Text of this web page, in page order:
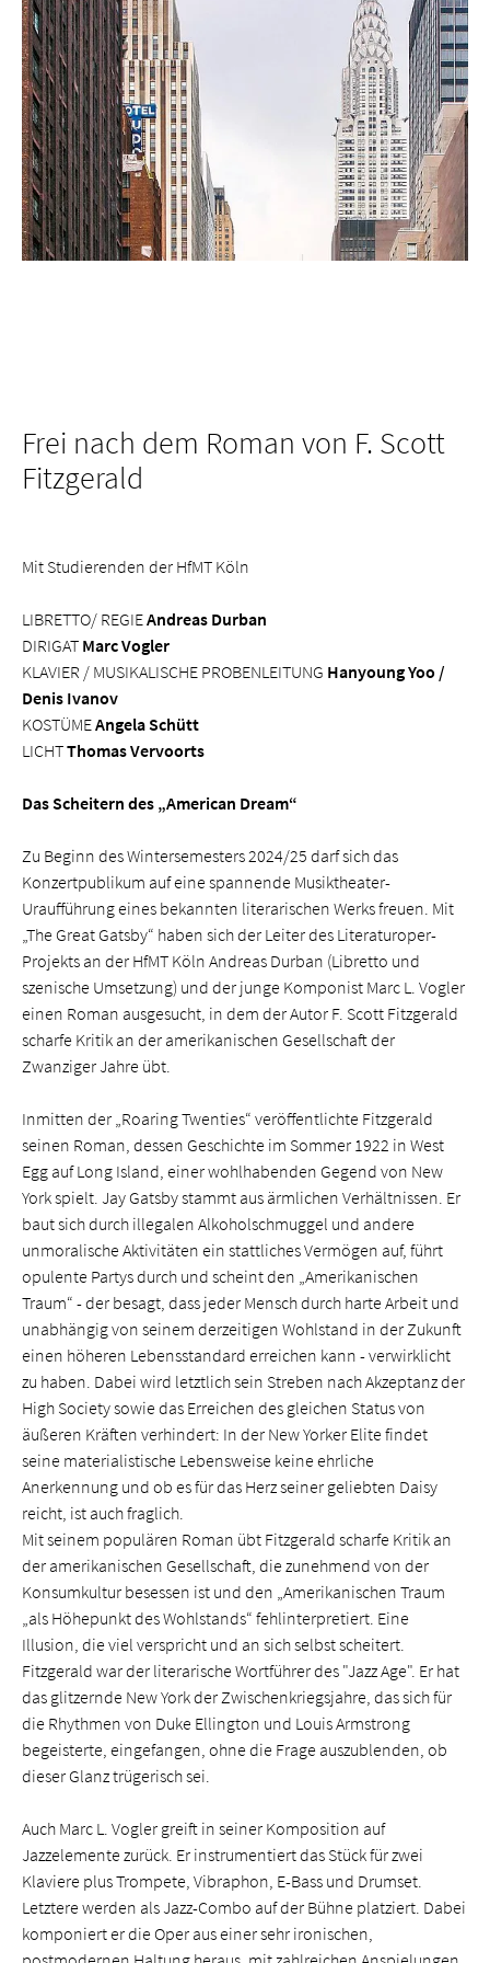
Frei nach dem Roman von F. Scott
Fitzgerald
Mit Studierenden der HfMT Köln
LIBRETTO/ REGIEAndreas Durban
DIRIGAT Marc Vogler
KLAVIER / MUSIKALISCHE PROBENLEITUNG Hanyoung Yoo /
Denis Ivanov
KOSTÜMEAngela Schütt
LICHTThomas Vervoorts
Das Scheitern des „American Dream“
Zu Beginn des Wintersemesters 2024/25 darf sich das
Konzertpublikum auf eine spannende Musiktheater-
Uraufführung eines bekannten literarischen Werks freuen. Mit
„The Great Gatsby“ haben sich der Leiter des Literaturoper-
Projekts an der HfMT Köln Andreas Durban (Libretto und
szenische Umsetzung) und der junge Komponist Marc L. Vogler
einen Roman ausgesucht, in dem der Autor F. Scott Fitzgerald
scharfe Kritik an der amerikanischen Gesellschaft der
Zwanziger Jahre übt.
Inmitten der „Roaring Twenties“ veröffentlichte Fitzgerald
seinen Roman, dessen Geschichte im Sommer 1922 in West
Egg auf Long Island, einer wohlhabenden Gegend von New
York spielt. Jay Gatsby stammt aus ärmlichen Verhältnissen. Er
baut sich durch illegalen Alkoholschmuggel und andere
unmoralische Aktivitäten ein stattliches Vermögen auf, führt
opulente Partys durch und scheint den „Amerikanischen
Traum“ - der besagt, dass jeder Mensch durch harte Arbeit und
unabhängig von seinem derzeitigen Wohlstand in der Zukunft
einen höheren Lebensstandard erreichen kann - verwirklicht
zu haben. Dabei wird letztlich sein Streben nach Akzeptanz der
High Society sowie das Erreichen des gleichen Status von
äußeren Kräften verhindert: In der New Yorker Elite findet
seine materialistische Lebensweise keine ehrliche
Anerkennung und ob es für das Herz seiner geliebten Daisy
reicht, ist auch fraglich.
Mit seinem populären Roman übt Fitzgerald scharfe Kritik an
der amerikanischen Gesellschaft, die zunehmend von der
Konsumkultur besessen ist und den „Amerikanischen Traum
„als Höhepunkt des Wohlstands“ fehlinterpretiert. Eine
Illusion, die viel verspricht und an sich selbst scheitert.
Fitzgerald war der literarische Wortführer des "Jazz Age". Er hat
das glitzernde New York der Zwischenkriegsjahre, das sich für
die Rhythmen von Duke Ellington und Louis Armstrong
begeisterte, eingefangen, ohne die Frage auszublenden, ob
dieser Glanz trügerisch sei.
Auch Marc L. Vogler greift in seiner Komposition auf
Jazzelemente zurück. Er instrumentiert das Stück für zwei
Klaviere plus Trompete, Vibraphon, E-Bass und Drumset.
Letztere werden als Jazz-Combo auf der Bühne platziert. Dabei
komponiert er die Oper aus einer sehr ironischen,